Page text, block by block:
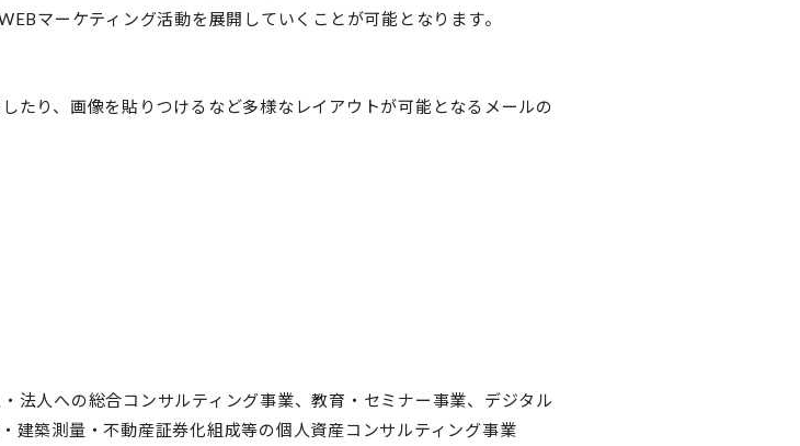
マーケティング活動を展開していくことが可能となります。
たり、画像を貼りつけるなど多様なレイアウトが可能となるメールの
法人への総合コンサルティング事業、教育・セミナー事業、デジタル
建築測量・不動産証券化組成等の個人資産コンサルティング事業